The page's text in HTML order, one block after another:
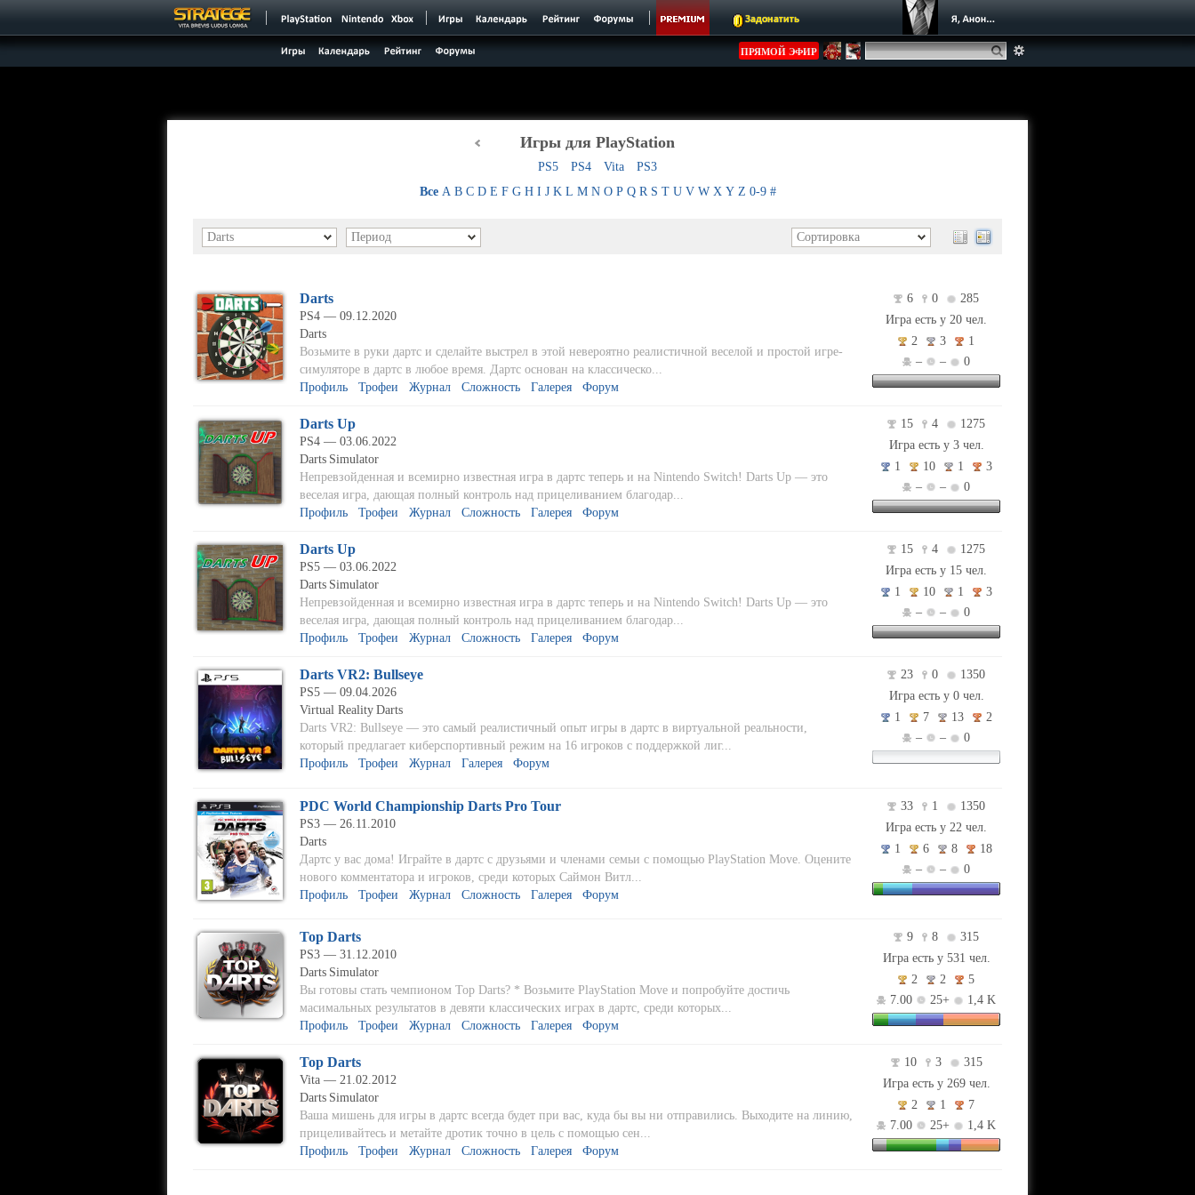
Задонатить
ПРЯМОЙ ЭФИР
Игры для PlayStation
PS5 PS4 Vita
PS3
Все A B C D E F G H I J K L M N O P Q R S T U V W X Y Z 0-9 #
Darts Период Сортировка
Darts
PS4 — 09.12.2020
Darts
6 0
285
Игра есть у 20 чел.
2
3
1
–
– 0
Возьмите в руки дартс и сделайте выстрел в этой невероятно реалистичной веселой и простой игре-
симуляторе в дартс в любое время. Дартс основан на классическо...
Профиль
Трофеи Журнал Сложность Галерея Форум
Darts Up
PS4 — 03.06.2022
Darts Simulator
15 4
1275
Игра есть у 3 чел.
1
10 1
3
–
– 0
Непревзойденная и всемирно известная игра в дартс теперь и на Nintendo Switch! Darts Up — это
веселая игра, дающая полный контроль над прицеливанием благодар...
Профиль
Трофеи Журнал Сложность Галерея Форум
Darts Up
PS5 — 03.06.2022
Darts Simulator
15 4
1275
Игра есть у 15 чел.
1
10 1
3
–
– 0
Непревзойденная и всемирно известная игра в дартс теперь и на Nintendo Switch! Darts Up — это
веселая игра, дающая полный контроль над прицеливанием благодар...
Профиль
Трофеи Журнал Сложность Галерея Форум
Darts VR2: Bullseye
PS5 — 09.04.2026
Virtual Reality Darts
23 0
1350
Игра есть у 0 чел.
1
7 13
2
–
– 0
Darts VR2: Bullseye — это самый реалистичный опыт игры в дартс в виртуальной реальности,
который предлагает киберспортивный режим на 16 игроков с поддержкой лиг...
Профиль
Трофеи Журнал Галерея Форум
PDC World Championship Darts Pro Tour
PS3 — 26.11.2010
Darts
33 1
1350
Игра есть у 22 чел.
1
6 8
18
–
– 0
Дартс у вас дома! Играйте в дартс с друзьями и членами семьи с помощью PlayStation Move. Оцените
нового комментатора и игроков, среди которых Саймон Витл...
Профиль
Трофеи Журнал Сложность Галерея Форум
Top Darts
PS3 — 31.12.2010
Darts Simulator
9 8
315
Игра есть у 531 чел.
2
2
5
7.00
25+ 1,4 K
Вы готовы стать чемпионом Top Darts? * Возьмите PlayStation Move и попробуйте достичь
масимальных результатов в девяти классических играх в дартс, среди которых...
Профиль
Трофеи Журнал Сложность Галерея Форум
Top Darts
Vita — 21.02.2012
Darts Simulator
10 3
315
Игра есть у 269 чел.
2
1
7
7.00
25+ 1,4 K
Ваша мишень для игры в дартс всегда будет при вас, куда бы вы ни отправились. Выходите на линию,
прицеливайтесь и метайте дротик точно в цель с помощью сен...
Профиль
Трофеи Журнал Сложность Галерея Форум